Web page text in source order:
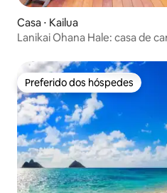
Casa ⋅ Kailua
Lanikai Ohana Hale: casa de
Preferido dos hóspedes
Preferido dos hóspedes